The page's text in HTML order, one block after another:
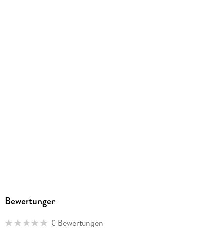
Bewertungen
0 Bewertungen